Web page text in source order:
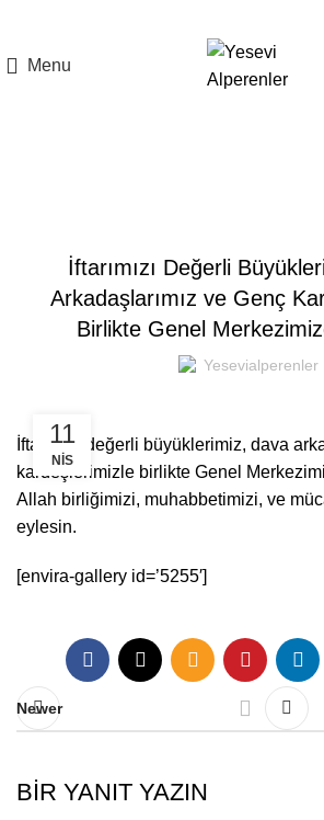
Menu
İftarımızı Değerli
Arkadaşlarımız ve Genç
Birlikte Genel
Yesevialperenler
11
NIS
İftarımızı değerli büyüklerimiz, dava
kardeşlerimizle birlikte Genel
Allah birliğimizi, muhabbetimizi, ve
eylesin.
[envira-gallery id=’5255′]
Newer
BIR YANIT YAZIN